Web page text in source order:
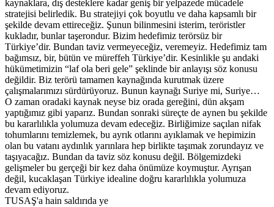
kaynaklara, dış desteklere kadar geniş bir yelpazede mücadele
stratejisi belirledik. Bu stratejiyi çok boyutlu ve daha kapsamlı bir
şekilde devam ettireceğiz. Şunun bilinmesini isterim, teröristler
kukladır, bunlar taşerondur. Bizim hedefimiz terörsüz bir
Türkiye’dir. Bundan taviz vermeyeceğiz, veremeyiz. Hedefimiz tam
bağımsız, bir, bütün ve müreffeh Türkiye’dir. Kesinlikle şu andaki
hükümetimizin “laf ola beri gele” şeklinde bir anlayışı söz konusu
değildir. Biz terörü tamamen kaynağında kurutmak üzere
çalışmalarımızı sürdürüyoruz. Bunun kaynağı Suriye mi, Suriye…
O zaman oradaki kaynak neyse biz orada gereğini, dün akşam
yaptığımız gibi yaparız. Bundan sonraki süreçte de aynen bu şekilde
bu kararlılıkla yolumuza devam edeceğiz. Birliğimize saçılan nifak
tohumlarını temizlemek, bu ayrık otlarını ayıklamak ve hepimizin
olan bu vatanı aydınlık yarınlara hep birlikte taşımak zorundayız ve
taşıyacağız. Bundan da taviz söz konusu değil. Bölgemizdeki
gelişmeler bu gerçeği bir kez daha önümüze koymuştur. Ayrışan
değil, kucaklaşan Türkiye idealine doğru kararlılıkla yolumuza
devam ediyoruz.
TUSAŞ'a hain saldırıda ye